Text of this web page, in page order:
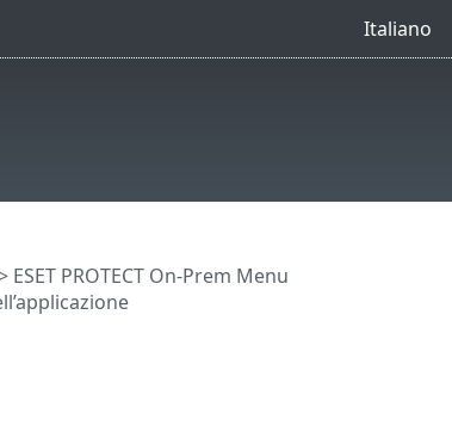
Italiano
ESET PROTECT On-Prem Menu